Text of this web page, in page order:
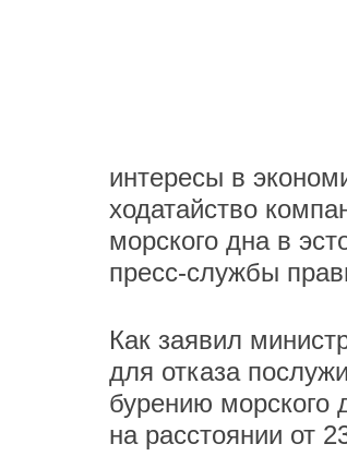
интересы в
ходатайство
морского дна в
пресс-службы
Как заявил
для отказа
бурению морского
на расстоянии от